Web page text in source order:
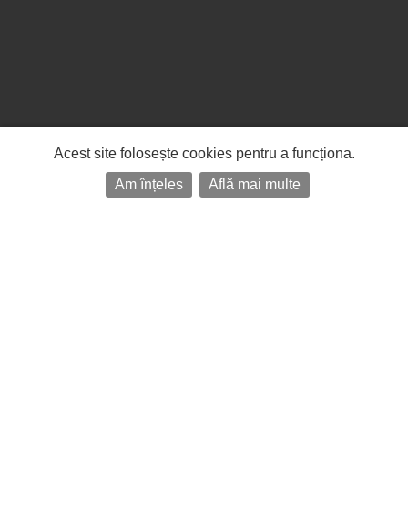
Acest site folosește cookies pentru a funcționa.
Am înțeles
Află mai multe